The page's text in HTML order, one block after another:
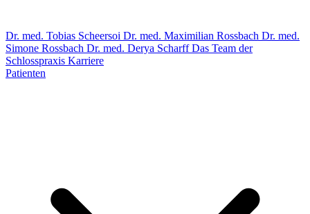
Dr. med. Tobias Scheersoi Dr. med. Maximilian Rossbach Dr. med.
Simone Rossbach Dr. med. Derya ScharffDas Team der
Schlosspraxis Karriere
Patienten